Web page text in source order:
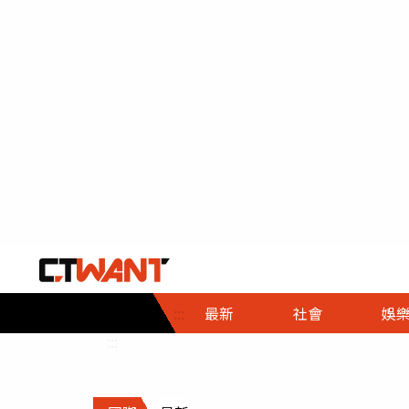
::: 最新 社會
社會首頁
時事
調查
娛樂
娛樂首頁
即時
財經首頁
熱線
政